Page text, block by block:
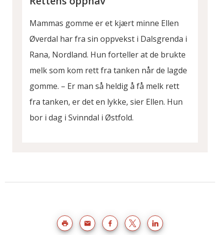
Mammas gomme er et kjært minne Ellen
Øverdal har fra sin oppvekst i Dalsgrenda i
Rana, Nordland. Hun forteller at de brukte
melk som kom rett fra tanken når de lagde
gomme. – Er man så heldig å få melk rett
fra tanken, er det en lykke, sier Ellen. Hun
bor i dag i Svinndal i Østfold.